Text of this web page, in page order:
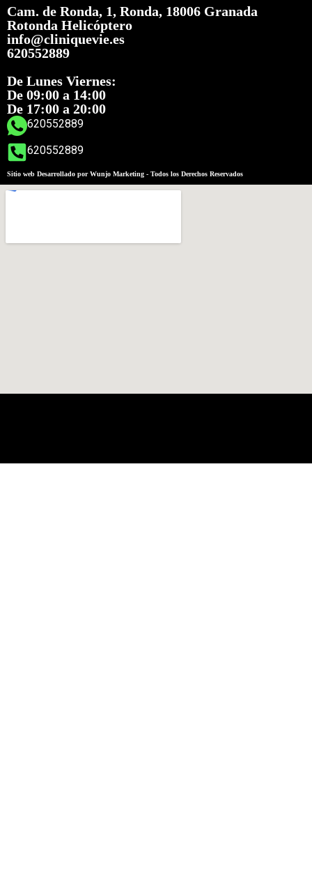
Cam. de Ronda, 1, Ronda, 18006 Granada
Rotonda Helicóptero
info@cliniquevie.es
620552889
De Lunes Viernes:
De 09:00 a 14:00
De 17:00 a 20:00
620552889
620552889
Sitio web Desarrollado por Wunjo Marketing - Todos los Derechos Reservados